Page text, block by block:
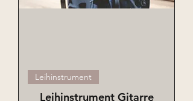
Leihinstrument
Leihinstrument Gitarre